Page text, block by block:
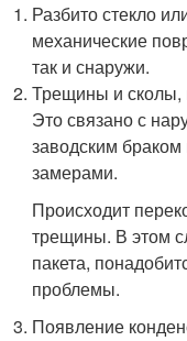
Разбито стекло
механические
так и снаружи.
Трещины и сколы,
Это связано с
заводским
замерами.
Происходит
трещины. В этом
пакета,
проблемы.
Появление